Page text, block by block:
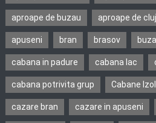
aproape de buzau aproape de cluj
apuseni bran brasov
cabana in padure cabana lac
cabana potrivita grup Cabane
cazare bran cazare in apuseni